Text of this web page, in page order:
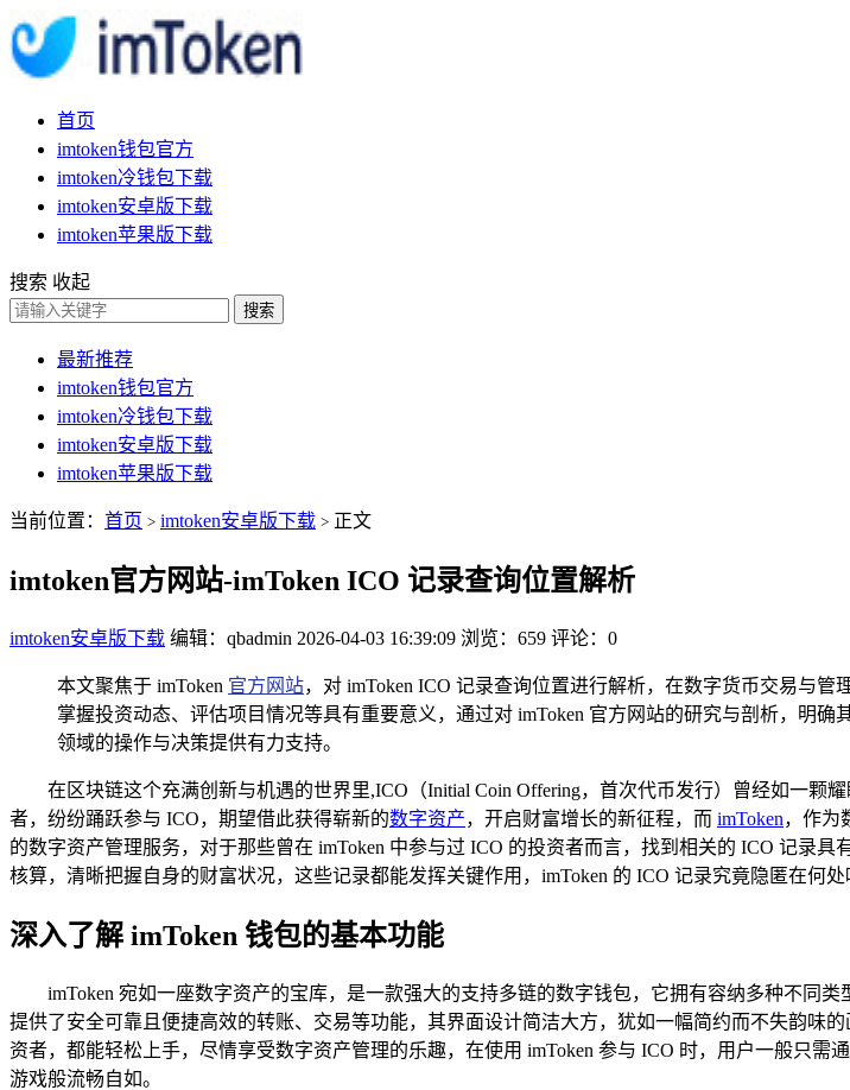
首页
imtoken钱包官方
imtoken冷钱包下载
imtoken安卓版下载
imtoken苹果版下载
搜索 收起
搜索
最新推荐
imtoken钱包官方
imtoken冷钱包下载
imtoken安卓版下载
imtoken苹果版下载
当前位置： 首页 > imtoken安卓版下载 > 正文
imtoken官方网站-imToken ICO 记录查询位置解析
imtoken安卓版下载 编辑：qbadmin 2026-04-03 16:39:09 浏览：659 评论：0
本文聚焦于 imToken 官方网站，对 imToken ICO 记录查询位置进行解析，在数字货币交易与
掌握投资动态、评估项目情况等具有重要意义，通过对 imToken 官方网站的研究与剖析，明
领域的操作与决策提供有力支持。
在区块链这个充满创新与机遇的世界里,ICO（Initial Coin Offering，首次代币发行）曾经如一
者，纷纷踊跃参与 ICO，期望借此获得崭新的数字资产，开启财富增长的新征程，而 imToken，作为
的数字资产管理服务，对于那些曾在 imToken 中参与过 ICO 的投资者而言，找到相关的 ICO 记录
核算，清晰把握自身的财富状况，这些记录都能发挥关键作用，imToken 的 ICO 记录究竟隐匿在何处
深入了解 imToken 钱包的基本功能
imToken 宛如一座数字资产的宝库，是一款强大的支持多链的数字钱包，它拥有容纳多种不同
提供了安全可靠且便捷高效的转账、交易等功能，其界面设计简洁大方，犹如一幅简约而不失韵味
资者，都能轻松上手，尽情享受数字资产管理的乐趣，在使用 imToken 参与 ICO 时，用户一般只
游戏般流畅自如。